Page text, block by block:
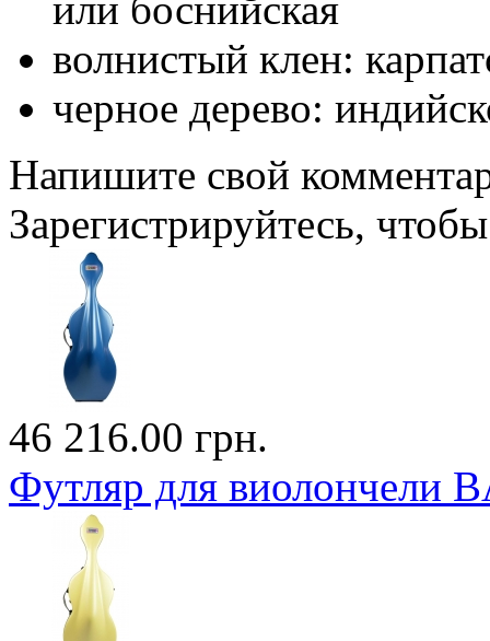
или боснийская
волнистый клен:
черное дерево:
Напишите свой
Зарегистрируйтесь,
46 216.00 грн.
Футляр для виолончели